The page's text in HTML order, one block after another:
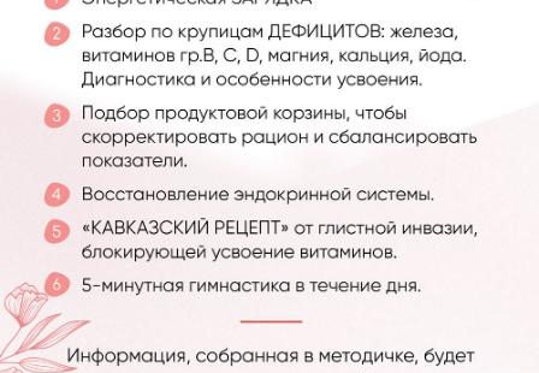
1690₽
: :
0 0
0
ДНЕЙ МИНУТ СЕКУНД
0
0 0
0
До окончания акции